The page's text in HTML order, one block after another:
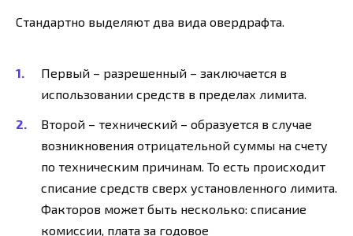
Стандартно выделяют два вида овердрафта.
Первый – разрешенный – заключается в
использовании средств в пределах лимита.
Второй – технический – образуется в случае
возникновения отрицательной суммы на счету
по техническим причинам. То есть происходит
списание средств сверх установленного лимита.
Факторов может быть несколько: списание
комиссии, плата за годовое